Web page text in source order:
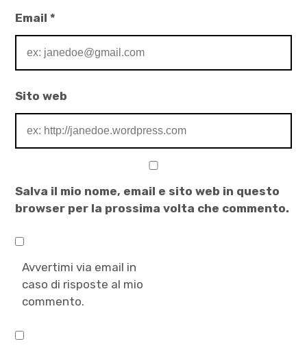
Email*
Sito web
Salva il mio nome, email e sito web in questo
browser per la prossima volta che commento.
Avvertimi via email in
caso di risposte al mio
commento.